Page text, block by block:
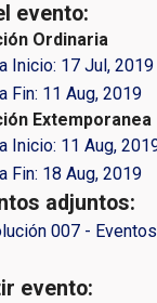
evento:
Ordinaria
Inicio: 17 Jul, 2019
Fin: 11 Aug, 2019
Extemporanea
Inicio: 11 Aug,
Fin: 18 Aug, 2019
adjuntos:
007 - Eventos
evento: